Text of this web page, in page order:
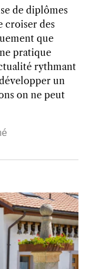
de diplômes
croiser des
que
pratique
rythmant
un
on ne peut